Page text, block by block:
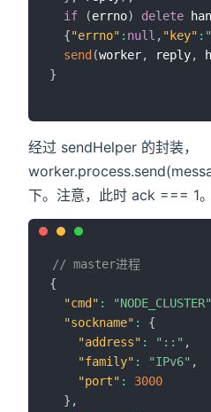
if
(errno) delete
{"errno" : null , "key" :
send (worker, reply,
}
经过 sendHelper 的封装，
下。注意，此时 ack === 1。
// master进程
{
"cmd" : "NODE_CLUSTER"
"sockname" :
{
"address" : "::" ,
"family" : "IPv6" ,
"port" :
3000
} ,